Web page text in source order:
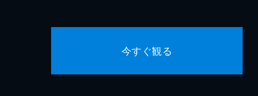
今すぐ観る